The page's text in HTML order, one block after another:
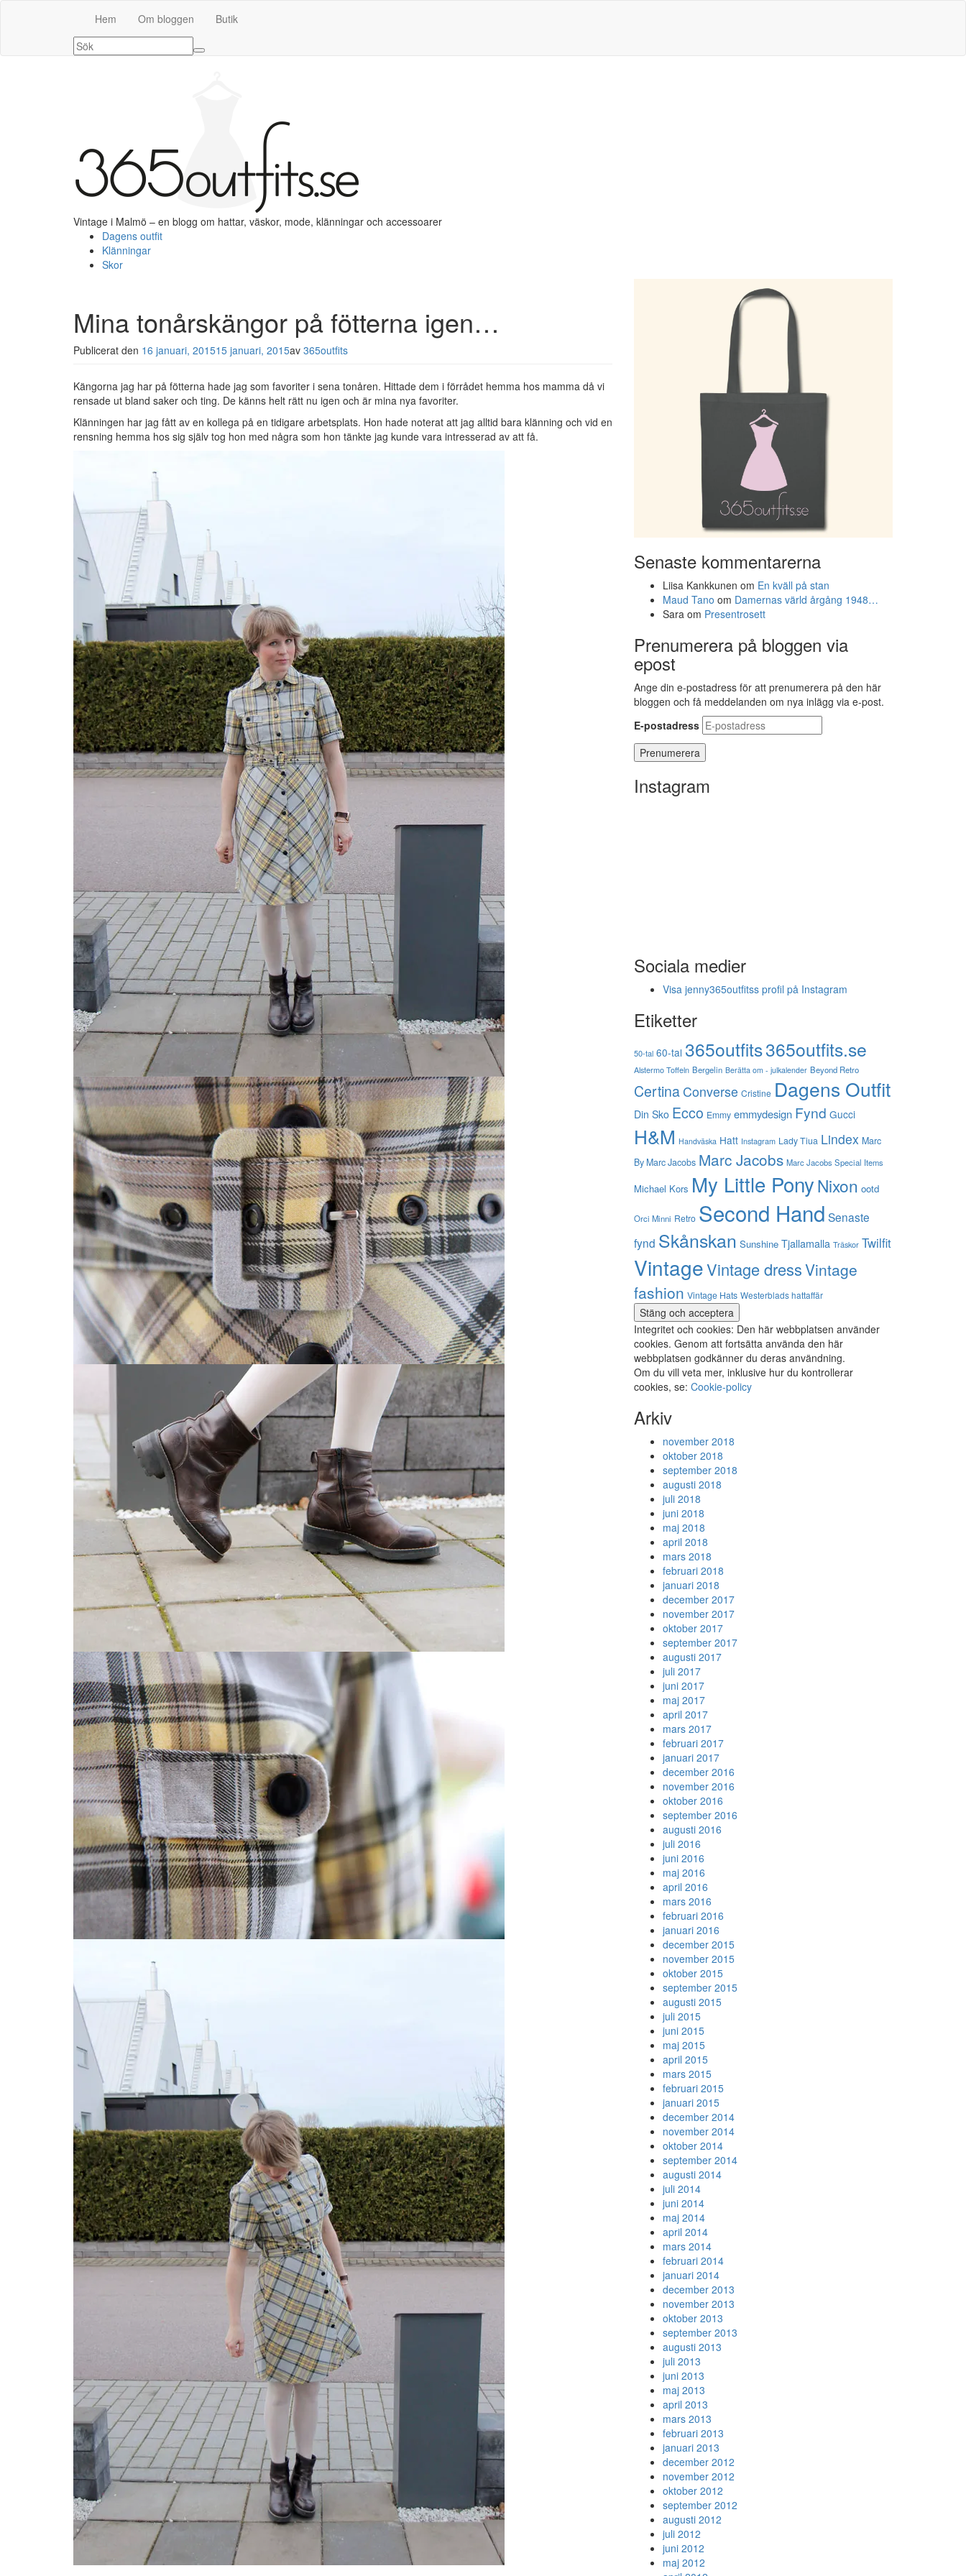
Hem Om bloggen Butik
Vintage i Malmö – en blogg om hattar, väskor, mode, klänningar och accessoarer
Dagens outfit
Klänningar
Skor
Mina tonårskängor på fötterna igen…
Publicerat den 16 januari, 201515 januari, 2015av 365outfits
Kängorna jag har på fötterna hade jag som favoriter i sena tonåren. Hittade dem i förrådet hemma hos mamma då vi
rensade ut bland saker och ting. De känns helt rätt nu igen och är mina nya favoriter.
Klänningen har jag fått av en kollega på en tidigare arbetsplats. Hon hade noterat att jag alltid bara klänning och vid en
rensning hemma hos sig själv tog hon med några som hon tänkte jag kunde vara intresserad av att få.
Senaste kommentarerna
Liisa Kankkunen om En kväll på stan
Maud Tano om Damernas värld årgång 1948…
Sara om Presentrosett
Prenumerera på bloggen via
epost
Ange din e-postadress för att prenumerera på den här
bloggen och få meddelanden om nya inlägg via e-post.
E-postadress
Instagram
Sociala medier
Visa jenny365outfitss profil på Instagram
Etiketter
50-tal 60-tal 365outfits365outfits.se
Alstermo Toffeln Bergelin Berätta om - julkalender Beyond Retro
CertinaConverse Cristine Dagens Outfit
Din Sko Ecco Emmy emmydesign Fynd Gucci
H&M Handväska Hatt Instagram Lady Tiua Lindex Marc
By Marc Jacobs Marc Jacobs Marc Jacobs Special Items
Michael Kors My Little PonyNixon ootd
Orci Minni Retro Second Hand Senaste
fynd Skånskan Sunshine Tjallamalla Träskor Twilfit
VintageVintage dressVintage
fashion Vintage Hats Westerblads hattaffär
Integritet och cookies: Den här webbplatsen använder
cookies. Genom att fortsätta använda den här
webbplatsen godkänner du deras användning.
Om du vill veta mer, inklusive hur du kontrollerar
cookies, se: Cookie-policy
Arkiv
november 2018
oktober 2018
september 2018
augusti 2018
juli 2018
juni 2018
maj 2018
april 2018
mars 2018
februari 2018
januari 2018
december 2017
november 2017
oktober 2017
september 2017
augusti 2017
juli 2017
juni 2017
maj 2017
april 2017
mars 2017
februari 2017
januari 2017
december 2016
november 2016
oktober 2016
september 2016
augusti 2016
juli 2016
juni 2016
maj 2016
april 2016
mars 2016
februari 2016
januari 2016
december 2015
november 2015
oktober 2015
september 2015
augusti 2015
juli 2015
juni 2015
maj 2015
april 2015
mars 2015
februari 2015
januari 2015
december 2014
november 2014
oktober 2014
september 2014
augusti 2014
juli 2014
juni 2014
maj 2014
april 2014
mars 2014
februari 2014
januari 2014
december 2013
november 2013
oktober 2013
september 2013
augusti 2013
juli 2013
juni 2013
maj 2013
april 2013
mars 2013
februari 2013
januari 2013
december 2012
november 2012
oktober 2012
september 2012
augusti 2012
juli 2012
juni 2012
maj 2012